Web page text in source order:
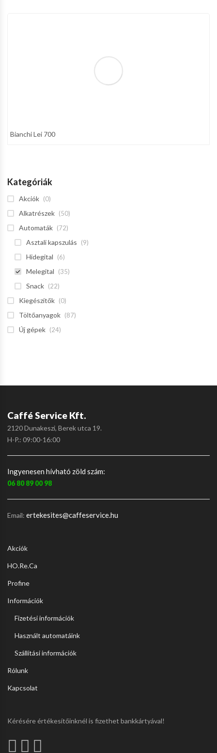
Bianchi Lei 700
Kategóriák
Akciók (0)
Alkatrészek (50)
Automaták (72)
Asztali kapszulás (9)
Hidegital (6)
Melegital (35)
Snack (22)
Kiegészítők (0)
Töltőanyagok (87)
Új gépek (24)
Caffé Service Kft.
2120 Dunakeszi, Berek utca 19.
H-P.: 09:00-16:00
Ingyenesen hívható zöld szám:
06 80 89 00 98
Email: ertekesites@caffeservice.hu
Akciók
HO.Re.Ca
Profine
Információk
Fizetési információk
Használt automatáink
Szállítási információk
Rólunk
Kapcsolat
Kérésére értékesítőinknél is fizethet bankkártyával!